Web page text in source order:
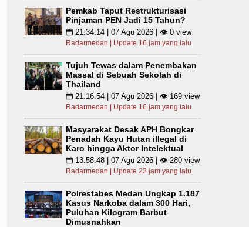
Pemkab Taput Restrukturisasi
Pinjaman PEN Jadi 15 Tahun?
📅 21:34:14 | 07 Agu 2026 | 👁 0 view
Radarmedan | Update 16 jam yang lalu
Tujuh Tewas dalam Penembakan
Massal di Sebuah Sekolah di
Thailand
📅 21:16:54 | 07 Agu 2026 | 👁 169 view
Radarmedan | Update 16 jam yang lalu
Masyarakat Desak APH Bongkar
Penadah Kayu Hutan illegal di
Karo hingga Aktor Intelektual
📅 13:58:48 | 07 Agu 2026 | 👁 280 view
Radarmedan | Update 23 jam yang lalu
Polrestabes Medan Ungkap 1.187
Kasus Narkoba dalam 300 Hari,
Puluhan Kilogram Barbut
Dimusnahkan